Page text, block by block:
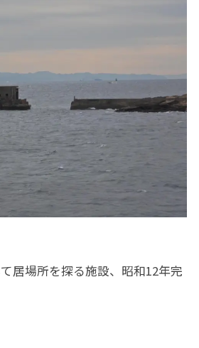
居場所を探る施設、昭和12年完